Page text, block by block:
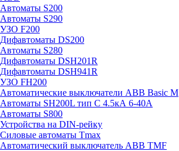
Автоматы S200
Автоматы S290
УЗО F200
Дифавтоматы DS200
Автоматы S280
Дифавтоматы DSH201R
Дифавтоматы DSH941R
УЗО FH200
Автоматические выключатели ABB Basic M
Автоматы SH200L тип С 4.5кА 6-40А
Автоматы S800
Устройства на DIN-рейку
Силовые автоматы Tmax
Автоматический выключатель ABB TMF